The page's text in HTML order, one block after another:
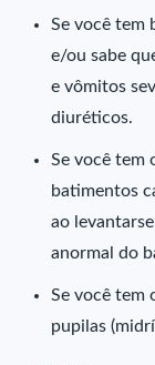
Se você tem
e/ou sabe
e vômitos
diuréticos.
Se você tem
batimentos
ao
anormal do
Se você tem
pupilas